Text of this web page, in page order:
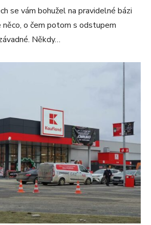
se vám bohužel na pravidelné bázi
o čem potom s odstupem
Někdy…